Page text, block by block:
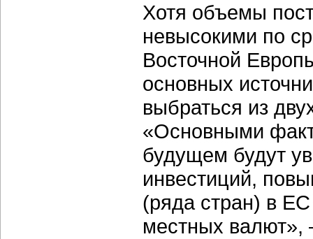
Хотя объемы
невысокими по
Восточной
основных
выбраться из
«Основными
будущем будут
инвестиций,
(ряда стран) в
местных